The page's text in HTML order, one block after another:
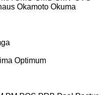
Okamoto Okuma
Optimum